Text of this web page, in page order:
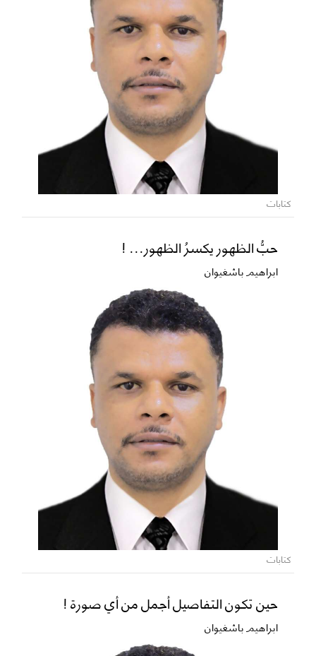
كتابات
حبُّ الظهور يكسرُ الظهور... !
ابراهيم باشغيوان
كتابات
حين تكون التفاصيل أجمل من أي صورة !
ابراهيم باشغيوان